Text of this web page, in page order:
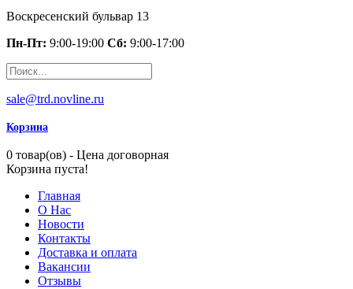
Воскресенский бульвар 13
Пн-Пт: 9:00-19:00 Сб: 9:00-17:00
sale@trd.novline.ru
Корзина
0 товар(ов) - Цена договорная
Корзина пуста!
Главная
О Нас
Новости
Контакты
Доставка и оплата
Вакансии
Отзывы